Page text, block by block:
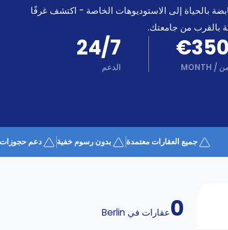
بالحياة إلى الاستوديوهات الخاصة - اكتشف غرفًا
بالقرب من جامعتك.
€350
/
MONTH
24/7
الدعم
جميع العقارات معتمدة بدون رسوم خفية دعم حجوزات
0عقارات في Berlin